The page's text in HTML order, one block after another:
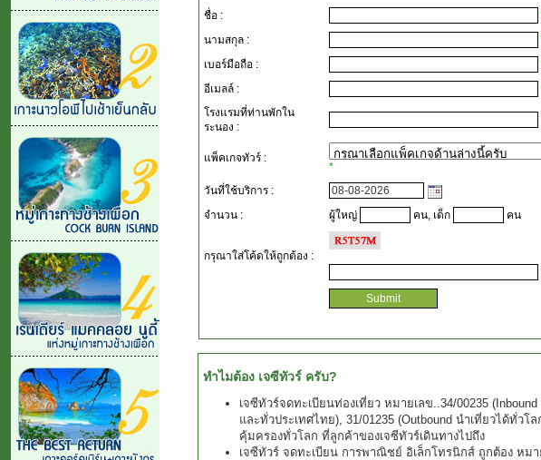
ชื่อ :
นามสกุล :
เบอร์มือถือ :
อีเมลล์ :
โรงแรมที่ท่านพักใน
ระนอง :
แพ็คเกจทัวร์ :
*
วันที่ใช้บริการ :
จำนวน :
ผู้ใหญ่ คน, เด็ก คน
กรุณาใส่โค้ดให้ถูกต้อง :
ทำไมต้อง เจซีทัวร์ ครับ?
เจซีทัวร์จดทะเบียนท่องเที่ยว หมายเลข..34/00235
และทั่วประเทศไทย), 31/01235 (Outbound นำเที่ยวได้ทั่ว
คุ้มครองทั่วโลก ที่ลูกค้าของเจซีทัวร์เดินทางไปถึง
เจซีทัวร์ จดทะเบียน การพาณิชย์ อิเล็กโทรนิกส์ ถูกต้อง หมา